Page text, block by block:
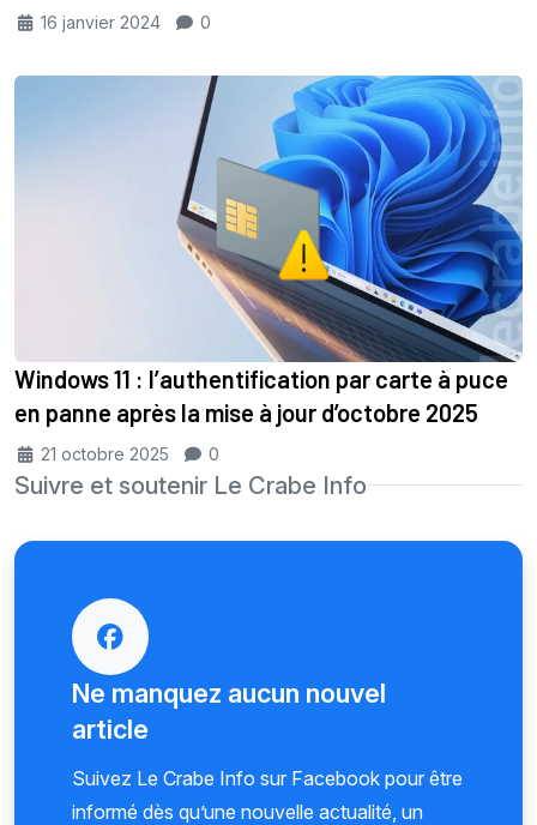
16 janvier 2024 0
Windows 11 : l’authentification par carte à puce
en panne après la mise à jour d’octobre 2025
21 octobre 2025 0
Suivre et soutenir Le Crabe Info
Ne manquez aucun nouvel
article
Suivez Le Crabe Info sur Facebook pour être
informé dès qu’une nouvelle actualité, un